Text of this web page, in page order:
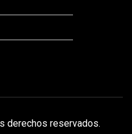
derechos reservados.